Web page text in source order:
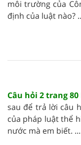
môi trường của
định của luật nào?
Câu hỏi 2 trang 80
sau để trả lời câu
của pháp luật thể
nước mà em biết.